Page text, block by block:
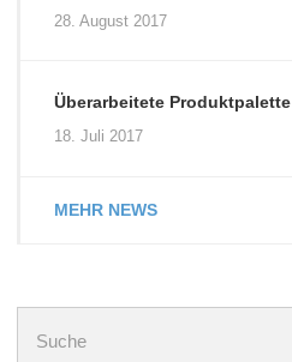
28. August 2017
Überarbeitete Produktpalette
18. Juli 2017
MEHR NEWS
nach: